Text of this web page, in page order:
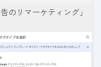
のリマーケティング」